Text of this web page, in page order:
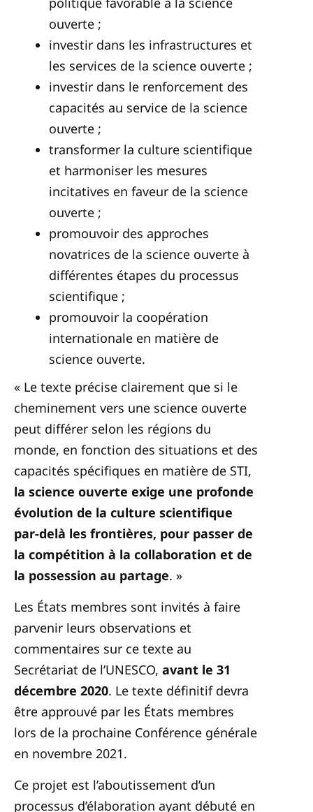
ouverte ;
investir dans les infrastructures et
les services de la science ouverte ;
investir dans le renforcement des
capacités au service de la science
ouverte ;
transformer la culture scientifique
et harmoniser les mesures
incitatives en faveur de la science
ouverte ;
promouvoir des approches
novatrices de la science ouverte à
différentes étapes du processus
scientifique ;
promouvoir la coopération
internationale en matière de
science ouverte.
« Le texte précise clairement que si le
cheminement vers une science ouverte
peut différer selon les régions du
monde, en fonction des situations et des
capacités spécifiques en matière de STI,
la science ouverte exige une profonde
évolution de la culture scientifique
par-delà les frontières, pour passer de
la compétition à la collaboration et de
la possession au partage. »
Les États membres sont invités à faire
parvenir leurs observations et
commentaires sur ce texte au
Secrétariat de l’UNESCO, avant le 31
décembre 2020. Le texte définitif devra
être approuvé par les États membres
lors de la prochaine Conférence générale
en novembre 2021.
Ce projet est l’aboutissement d’un
processus d’élaboration ayant débuté en